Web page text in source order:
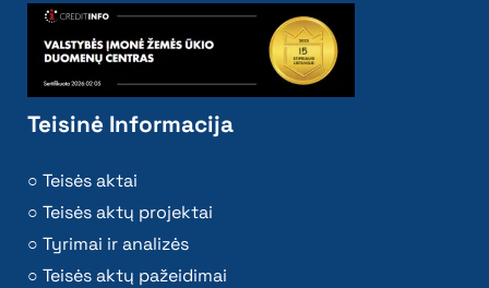
Teisinė Informacija
Teisės aktai
Teisės aktų projektai
Tyrimai ir analizės
Teisės aktų pažeidimai